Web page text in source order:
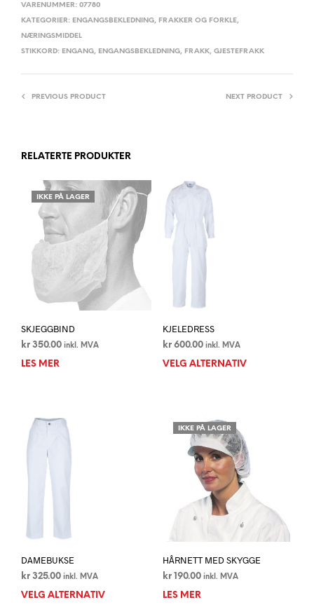
VARENUMMER: 07780
KATEGORIER: ENGANGSBEKLEDNING, FRAKKER OG FORKLE,
NÆRINGSMIDDEL
STIKKORD: ENGANG, ENGANGSBEKLEDNING, FRAKK, GJESTEFRAKK
PREVIOUS PRODUCT NEXT PRODUCT
RELATERTE PRODUKTER
IKKE PÅ LAGER
SKJEGGBIND
kr 350.00 inkl. MVA
LES MER
KJELEDRESS
kr600.00 inkl. MVA
VELG ALTERNATIV
DAMEBUKSE
kr 325.00 inkl. MVA
VELG ALTERNATIV
Dette
IKKE PÅ LAGER
HÅRNETT MED SKYGGE
kr190.00 inkl. MVA
LES MER